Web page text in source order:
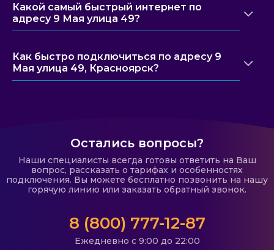
Какой самый быстрый интернет по
адресу 9 Мая улица 49?
Как быстро подключиться по адресу 9
Мая улица 49, Красноярск?
Остались вопросы?
Наши специалисты всегда готовы ответить на Ваш
вопрос, рассказать о тарифах и особенностях
подключения. Вы можете бесплатно позвонить на нашу
горячую линию или заказать обратный звонок.
8 (800) 777-12-87
Ежедневно с 9:00 до 22:00